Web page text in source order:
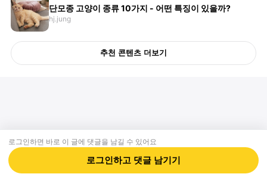
단모종 고양이 종류 10가지 - 어떤 특징이 있을까?
hj.jung
추천 콘텐츠 더보기
로그인하면 바로 이 글에 댓글을 남길 수 있어요
로그인하고 댓글 남기기